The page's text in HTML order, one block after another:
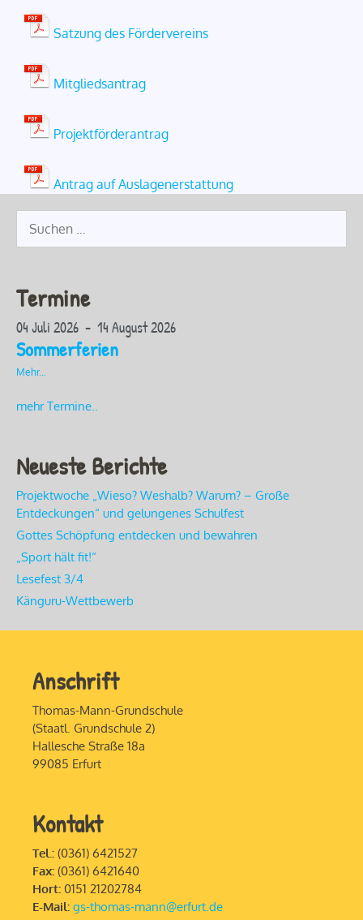
Satzung des Fördervereins
Mitgliedsantrag
Projektförderantrag
Antrag auf Auslagenerstattung
nach:
Termine
04 Juli 2026 - 14 August 2026
Sommerferien
Mehr...
mehr Termine..
Neueste Berichte
Projektwoche „Wieso? Weshalb? Warum? – Große
Entdeckungen“ und gelungenes Schulfest
Gottes Schöpfung entdecken und bewahren
„Sport hält fit!“
Lesefest 3/4
Känguru-Wettbewerb
Anschrift
Thomas-Mann-Grundschule
(Staatl. Grundschule 2)
Hallesche Straße 18a
99085 Erfurt
Kontakt
Tel.: (0361) 6421527
Fax: (0361) 6421640
Hort: 0151 21202784
E-Mail: gs-thomas-mann@erfurt.de